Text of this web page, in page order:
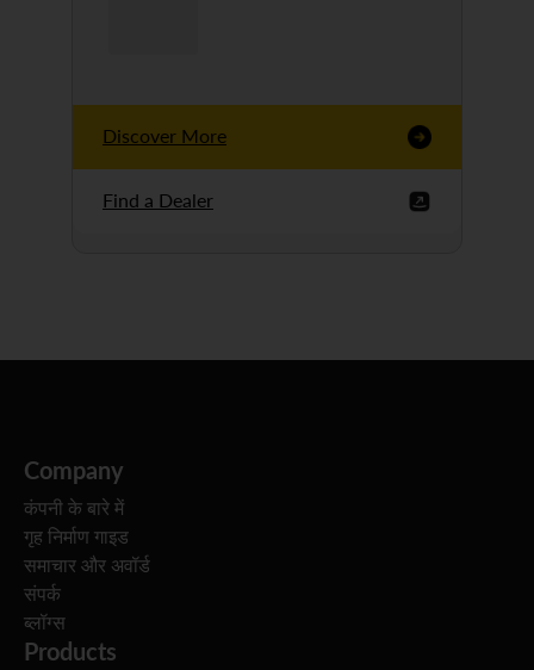
Discover More
Find a Dealer
Company
कंपनी के बारे में
गृह निर्माण गाइड
समाचार और अवॉर्ड
संपर्क
ब्लॉग्स
Products